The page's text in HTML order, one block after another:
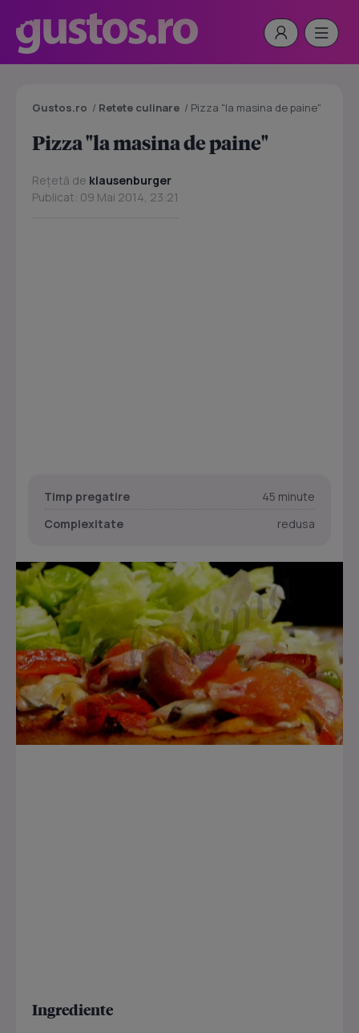
Gustos.ro / Retete culinare / Pizza "la masina de paine"
Pizza "la masina de paine"
Rețetă de klausenburger
Publicat: 09 Mai 2014, 23:21
Timp pregatire
45 minute
Complexitate
redusa
Ingrediente